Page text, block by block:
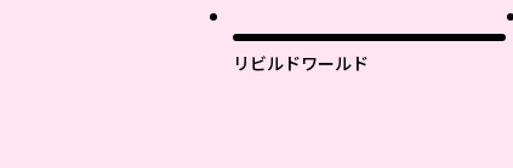
リビルドワールド